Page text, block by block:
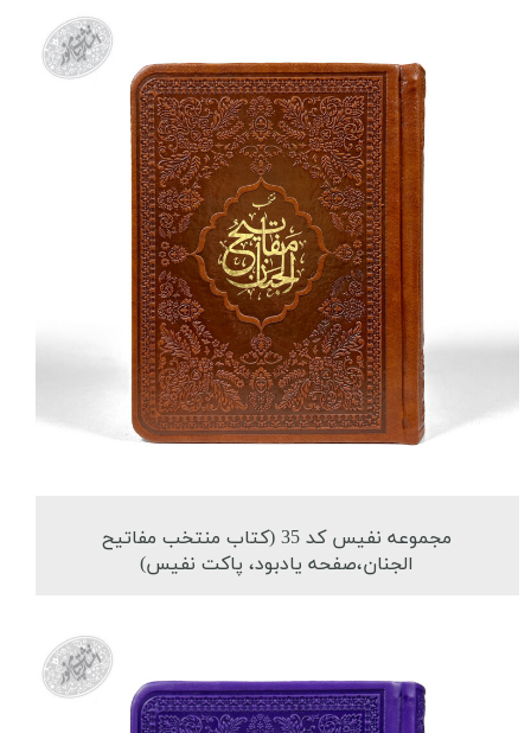
مجموعه نفیس کد 35 (کتاب منتخب مفاتیح
الجنان،صفحه یادبود، پاکت نفیس)